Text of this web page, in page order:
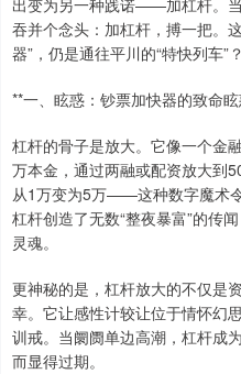
出变为另一种践诺——加杠杆。
吞并个念头：加杠杆，搏一把。
器”，仍是通往平川的“特快列车”？
**一、眩惑：钞票加快器的致命
杠杆的骨子是放大。它像一个金
万本金，通过两融或配资放大到
从1万变为5万——这种数字魔术
杠杆创造了无数“整夜暴富”的传
灵魂。
更神秘的是，杠杆放大的不仅是
幸。它让感性计较让位于情怀幻
训戒。当阛阓单边高潮，杠杆成
而显得过期。